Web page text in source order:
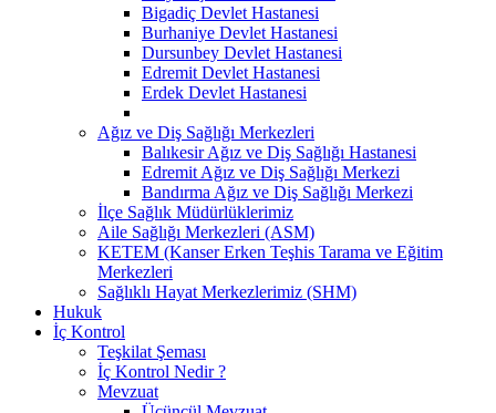
Bigadiç Devlet Hastanesi
Burhaniye Devlet Hastanesi
Dursunbey Devlet Hastanesi
Edremit Devlet Hastanesi
Erdek Devlet Hastanesi
Ağız ve Diş Sağlığı Merkezleri
Balıkesir Ağız ve Diş Sağlığı Hastanesi
Edremit Ağız ve Diş Sağlığı Merkezi
Bandırma Ağız ve Diş Sağlığı Merkezi
İlçe Sağlık Müdürlüklerimiz
Aile Sağlığı Merkezleri (ASM)
KETEM (Kanser Erken Teşhis Tarama ve Eğitim
Merkezleri
Sağlıklı Hayat Merkezlerimiz (SHM)
Hukuk
İç Kontrol
Teşkilat Şeması
İç Kontrol Nedir ?
Mevzuat